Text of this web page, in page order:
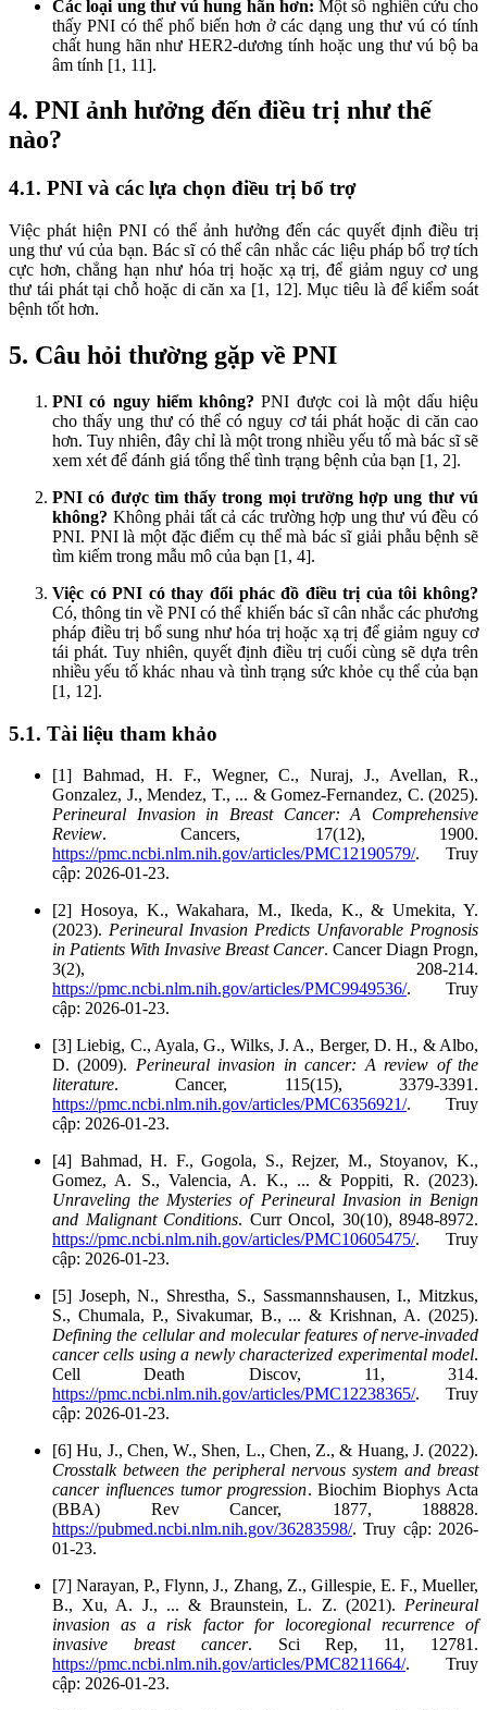
Các loại ung thư vú hung hãn hơn: Một số nghiên cứu cho
thấy PNI có thể phổ biến hơn ở các dạng ung thư vú có tính
chất hung hãn như HER2-dương tính hoặc ung thư vú bộ ba
âm tính [1, 11].
4. PNI ảnh hưởng đến điều trị như thế
nào?
4.1. PNI và các lựa chọn điều trị bổ trợ
Việc phát hiện PNI có thể ảnh hưởng đến các quyết định điều trị
ung thư vú của bạn. Bác sĩ có thể cân nhắc các liệu pháp bổ trợ tích
cực hơn, chẳng hạn như hóa trị hoặc xạ trị, để giảm nguy cơ ung
thư tái phát tại chỗ hoặc di căn xa [1, 12]. Mục tiêu là để kiểm soát
bệnh tốt hơn.
5. Câu hỏi thường gặp về PNI
PNI có nguy hiểm không? PNI được coi là một dấu hiệu
cho thấy ung thư có thể có nguy cơ tái phát hoặc di căn cao
hơn. Tuy nhiên, đây chỉ là một trong nhiều yếu tố mà bác sĩ sẽ
xem xét để đánh giá tổng thể tình trạng bệnh của bạn [1, 2].
PNI có được tìm thấy trong mọi trường hợp ung thư vú
không? Không phải tất cả các trường hợp ung thư vú đều có
PNI. PNI là một đặc điểm cụ thể mà bác sĩ giải phẫu bệnh sẽ
tìm kiếm trong mẫu mô của bạn [1, 4].
Việc có PNI có thay đổi phác đồ điều trị của tôi không?
Có, thông tin về PNI có thể khiến bác sĩ cân nhắc các phương
pháp điều trị bổ sung như hóa trị hoặc xạ trị để giảm nguy cơ
tái phát. Tuy nhiên, quyết định điều trị cuối cùng sẽ dựa trên
nhiều yếu tố khác nhau và tình trạng sức khỏe cụ thể của bạn
[1, 12].
5.1. Tài liệu tham khảo
[1] Bahmad, H. F., Wegner, C., Nuraj, J., Avellan, R.,
Gonzalez, J., Mendez, T., ... & Gomez-Fernandez, C. (2025).
Perineural Invasion in Breast Cancer: A Comprehensive
Review. Cancers, 17(12), 1900.
https://pmc.ncbi.nlm.nih.gov/articles/PMC12190579/. Truy
cập: 2026-01-23.
[2] Hosoya, K., Wakahara, M., Ikeda, K., & Umekita, Y.
(2023). Perineural Invasion Predicts Unfavorable Prognosis
in Patients With Invasive Breast Cancer. Cancer Diagn Progn,
3(2), 208-214.
https://pmc.ncbi.nlm.nih.gov/articles/PMC9949536/. Truy
cập: 2026-01-23.
[3] Liebig, C., Ayala, G., Wilks, J. A., Berger, D. H., & Albo,
D. (2009). Perineural invasion in cancer: A review of the
literature. Cancer, 115(15), 3379-3391.
https://pmc.ncbi.nlm.nih.gov/articles/PMC6356921/. Truy
cập: 2026-01-23.
[4] Bahmad, H. F., Gogola, S., Rejzer, M., Stoyanov, K.,
Gomez, A. S., Valencia, A. K., ... & Poppiti, R. (2023).
Unraveling the Mysteries of Perineural Invasion in Benign
and Malignant Conditions. Curr Oncol, 30(10), 8948-8972.
https://pmc.ncbi.nlm.nih.gov/articles/PMC10605475/. Truy
cập: 2026-01-23.
[5] Joseph, N., Shrestha, S., Sassmannshausen, I., Mitzkus,
S., Chumala, P., Sivakumar, B., ... & Krishnan, A. (2025).
Defining the cellular and molecular features of nerve-invaded
cancer cells using a newly characterized experimental model.
Cell Death Discov, 11, 314.
https://pmc.ncbi.nlm.nih.gov/articles/PMC12238365/. Truy
cập: 2026-01-23.
[6] Hu, J., Chen, W., Shen, L., Chen, Z., & Huang, J. (2022).
Crosstalk between the peripheral nervous system and breast
cancer influences tumor progression. Biochim Biophys Acta
(BBA) Rev Cancer, 1877, 188828.
https://pubmed.ncbi.nlm.nih.gov/36283598/. Truy cập: 2026-
01-23.
[7] Narayan, P., Flynn, J., Zhang, Z., Gillespie, E. F., Mueller,
B., Xu, A. J., ... & Braunstein, L. Z. (2021). Perineural
invasion as a risk factor for locoregional recurrence of
invasive breast cancer. Sci Rep, 11, 12781.
https://pmc.ncbi.nlm.nih.gov/articles/PMC8211664/. Truy
cập: 2026-01-23.